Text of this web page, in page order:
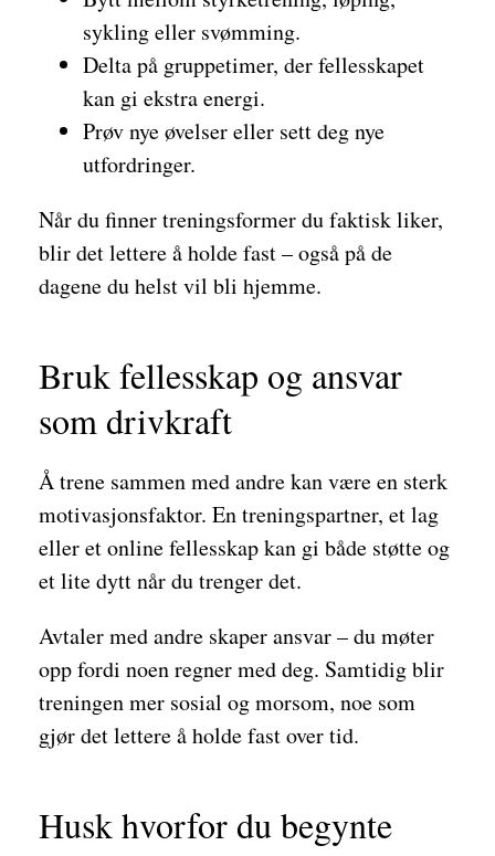
sykling eller svømming.
Delta på gruppetimer, der fellesskapet
kan gi ekstra energi.
Prøv nye øvelser eller sett deg nye
utfordringer.
Når du finner treningsformer du faktisk liker,
blir det lettere å holde fast – også på de
dagene du helst vil bli hjemme.
Bruk fellesskap og ansvar
som drivkraft
Å trene sammen med andre kan være en sterk
motivasjonsfaktor. En treningspartner, et lag
eller et online fellesskap kan gi både støtte og
et lite dytt når du trenger det.
Avtaler med andre skaper ansvar – du møter
opp fordi noen regner med deg. Samtidig blir
treningen mer sosial og morsom, noe som
gjør det lettere å holde fast over tid.
Husk hvorfor du begynte